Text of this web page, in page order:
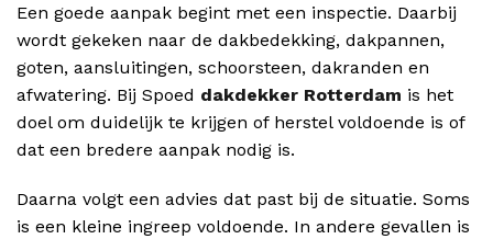
Een goede aanpak begint met een inspectie. Daarbij
wordt gekeken naar de dakbedekking, dakpannen,
goten, aansluitingen, schoorsteen, dakranden en
afwatering. Bij Spoed dakdekker Rotterdam is het
doel om duidelijk te krijgen of herstel voldoende is of
dat een bredere aanpak nodig is.
Daarna volgt een advies dat past bij de situatie. Soms
is een kleine ingreep voldoende. In andere gevallen is